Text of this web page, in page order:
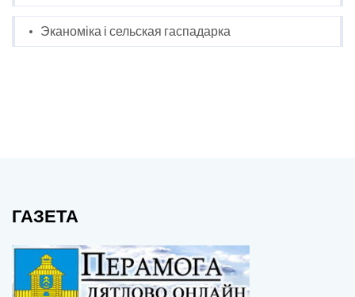
Эканоміка і сельская гаспадарка
ГАЗЕТА